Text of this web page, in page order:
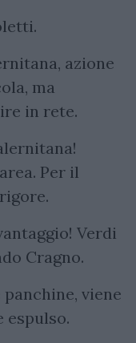
azione
ma
in rete.
Per il
Verdi
Cragno.
viene
espulso.